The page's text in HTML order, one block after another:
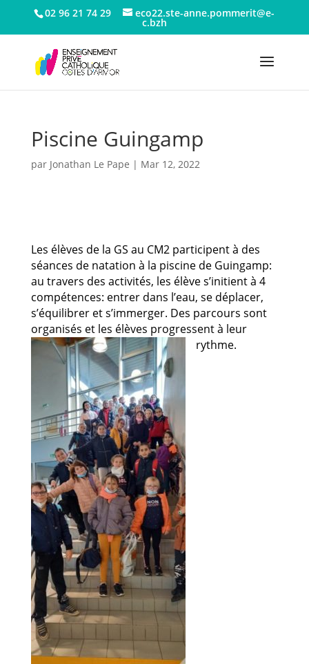
02 96 21 74 29 eco22.ste-anne.pommerit@e-
c.bzh
Piscine Guingamp
par Jonathan Le Pape | Mar 12, 2022
Les élèves de la GS au CM2 participent à des
séances de natation à la piscine de Guingamp:
au travers des activités, les élève s’initient à 4
compétences: entrer dans l’eau, se déplacer,
s’équilibrer et s’immerger. Des parcours sont
organisés et les élèves progressent à leur
rythme.